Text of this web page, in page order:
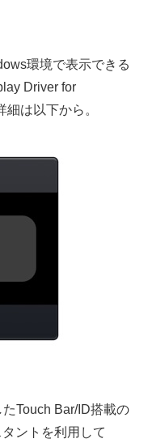
環境で表示できる
Driver for
は以下から。
Touch Bar/ID搭載の
ントを利用して